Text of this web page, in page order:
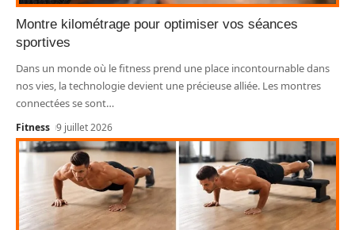
Montre kilométrage pour optimiser vos séances
sportives
Dans un monde où le fitness prend une place incontournable dans
nos vies, la technologie devient une précieuse alliée. Les montres
connectées se sont…
Fitness 9 juillet 2026